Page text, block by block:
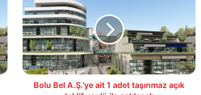
A.Ş.’ye
ait
1
adet
taşınmaz
açık
teklif
usulüBolu Bel A.Ş.’ye ait 1 adet taşınmaz açık